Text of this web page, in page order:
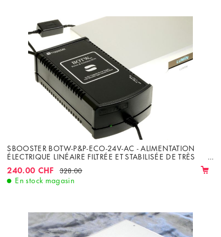
SBOOSTER BOTW-P&P-ECO-24V-AC - ALIMENTATION
ÉLECTRIQUE LINÉAIRE FILTRÉE ET STABILISÉE DE TRÈS
240.00 CHF 328.00
En stock magasin